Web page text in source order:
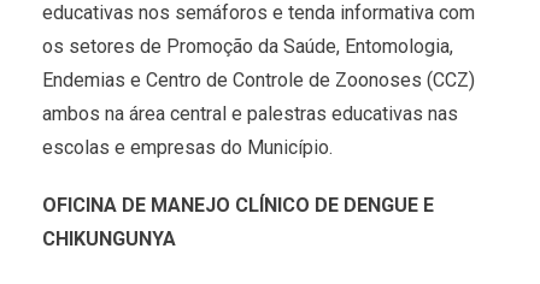
educativas nos semáforos e tenda informativa com
os setores de Promoção da Saúde, Entomologia,
Endemias e Centro de Controle de Zoonoses (CCZ)
ambos na área central e palestras educativas nas
escolas e empresas do Município.
OFICINA DE MANEJO CLÍNICO DE DENGUE E
CHIKUNGUNYA